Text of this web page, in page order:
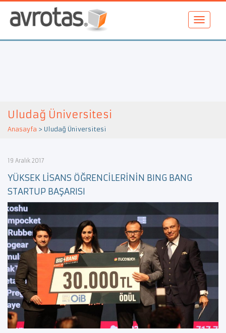
Uludağ Üniversitesi
Anasayfa > Uludağ Üniversitesi
19 Aralık 2017
YÜKSEK LİSANS ÖĞRENCİLERİNİN BING BANG
STARTUP BAŞARISI